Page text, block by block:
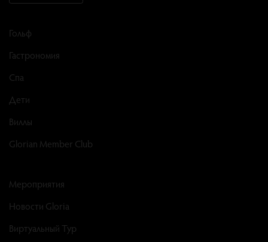
Гольф
Гастрономия
Спа
Дети
Виллы
Glorian Member Club
Мероприятия
Новости Gloria
Виртуальный Тур